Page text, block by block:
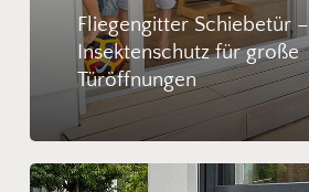
Fliegengitter Schiebetür –
Insektenschutz für große
Türöffnungen